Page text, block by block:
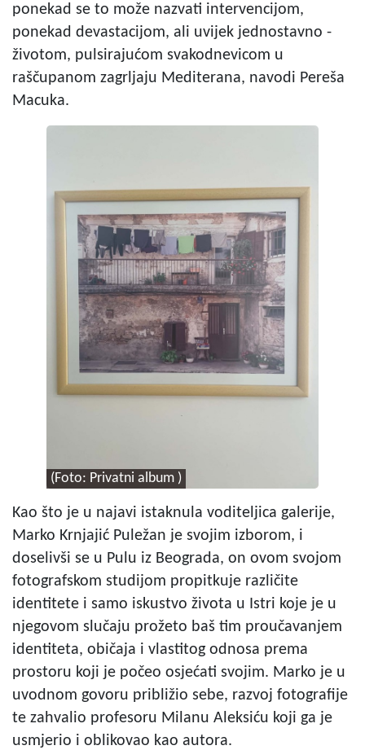
ponekad se to može nazvati intervencijom,
ponekad devastacijom, ali uvijek jednostavno -
životom, pulsirajućom svakodnevicom u
raščupanom zagrljaju Mediterana, navodi Pereša
Macuka.
(Foto: Privatni album )
Kao što je u najavi istaknula voditeljica galerije,
Marko Krnjajić Puležan je svojim izborom, i
doselivši se u Pulu iz Beograda, on ovom svojom
fotografskom studijom propitkuje različite
identitete i samo iskustvo života u Istri koje je u
njegovom slučaju prožeto baš tim proučavanjem
identiteta, običaja i vlastitog odnosa prema
prostoru koji je počeo osjećati svojim. Marko je u
uvodnom govoru približio sebe, razvoj fotografije
te zahvalio profesoru Milanu Aleksiću koji ga je
usmjerio i oblikovao kao autora.